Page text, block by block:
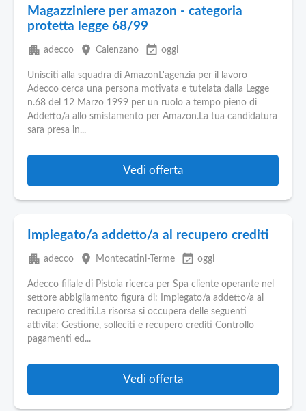
Magazziniere per amazon - categoria
protetta legge 68/99
apartment adecco place Calenzano event_available oggi
Unisciti alla squadra di AmazonL'agenzia per il lavoro
Adecco cerca una persona motivata e tutelata dalla Legge
n.68 del 12 Marzo 1999 per un ruolo a tempo pieno di
Addetto/a allo smistamento per Amazon.La tua candidatura
sara presa in...
Vedi offerta
Impiegato/a addetto/a al recupero crediti
apartment adecco place Montecatini-Terme event_available oggi
Adecco filiale di Pistoia ricerca per Spa cliente operante nel
settore abbigliamento figura di: Impiegato/a addetto/a al
recupero crediti.La risorsa si occupera delle seguenti
attivita: Gestione, solleciti e recupero crediti Controllo
pagamenti ed...
Vedi offerta